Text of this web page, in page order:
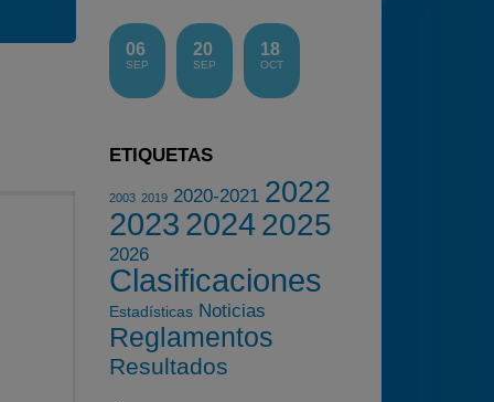
06
SEP
20
SEP
18
OCT
ETIQUETAS
2003 2019 2020-2021 2022
2023 20242025
2026
Clasificaciones
Estadísticas Noticias
Reglamentos
Resultados